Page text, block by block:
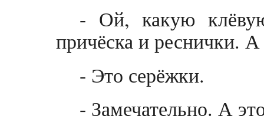
- Ой, какую
причёска и реснички. А
- Это серёжки.
- Замечательно. А